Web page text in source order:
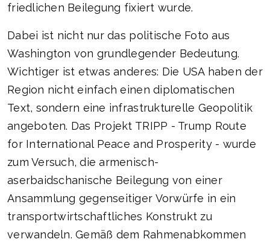
friedlichen Beilegung fixiert wurde.
Dabei ist nicht nur das politische Foto aus
Washington von grundlegender Bedeutung.
Wichtiger ist etwas anderes: Die USA haben der
Region nicht einfach einen diplomatischen
Text, sondern eine infrastrukturelle Geopolitik
angeboten. Das Projekt TRIPP - Trump Route
for International Peace and Prosperity - wurde
zum Versuch, die armenisch-
aserbaidschanische Beilegung von einer
Ansammlung gegenseitiger Vorwürfe in ein
transportwirtschaftliches Konstrukt zu
verwandeln. Gemäß dem Rahmenabkommen